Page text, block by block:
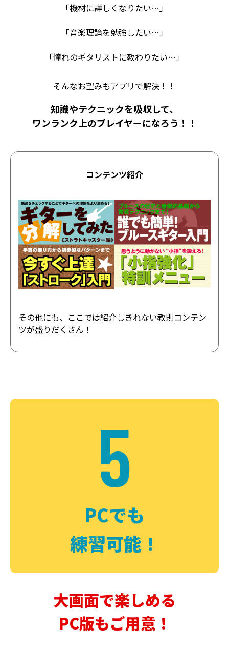
「機材に詳しくなりたい…」
「音楽理論を勉強したい…」
「憧れのギタリストに教わりたい…」
そんなお望みもアプリで解決！！
知識やテクニックを吸収して、
ワンランク上のプレイヤーになろう！！
コンテンツ紹介
その他にも、ここでは紹介しきれない教則コンテン
ツが盛りだくさん！
5
PCでも
練習可能！
大画面で楽しめる
PC版もご用意！